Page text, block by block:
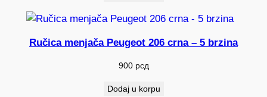
Ručica menjača Peugeot 206 crna – 5 brzina
900 рсд
Dodaj u korpu